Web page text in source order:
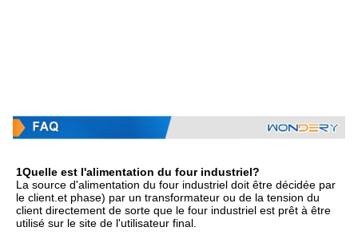
1Quelle est l'alimentation du four industriel?
La source d'alimentation du four industriel doit être décidée par
le client.et phase) par un transformateur ou de la tension du
client directement de sorte que le four industriel est prêt à être
utilisé sur le site de l'utilisateur final.